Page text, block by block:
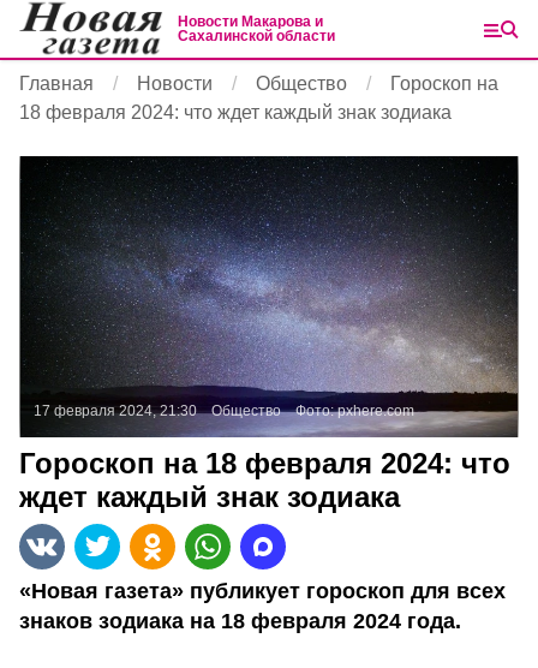
Новости Макарова и
Сахалинской области
Главная Новости Общество
Гороскоп на
18 февраля 2024: что ждет каждый знак зодиака
17 февраля 2024, 21:30 Общество Фото:pxhere.com
Гороскоп на 18 февраля 2024: что
ждет каждый знак зодиака
«Новая газета» публикует гороскоп для всех
знаков зодиака на 18 февраля 2024 года.